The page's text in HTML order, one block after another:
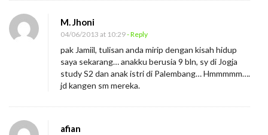
M. Jhoni
04/06/2013 at 10:29- Reply
pak Jamiil, tulisan anda mirip dengan kisah hidup
saya sekarang… anakku berusia 9 bln, sy di Jogja
study S2 dan anak istri di Palembang… Hmmmmm….
jd kangen sm mereka.
afian